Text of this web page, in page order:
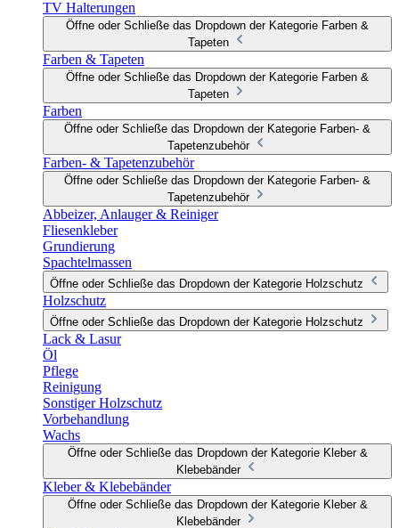
TV Halterungen
Öffne oder Schließe das Dropdown der Kategorie Farben &
Tapeten
Farben & Tapeten
Öffne oder Schließe das Dropdown der Kategorie Farben &
Tapeten
Farben
Öffne oder Schließe das Dropdown der Kategorie Farben- &
Tapetenzubehör
Farben- & Tapetenzubehör
Öffne oder Schließe das Dropdown der Kategorie Farben- &
Tapetenzubehör
Abbeizer, Anlauger & Reiniger
Fliesenkleber
Grundierung
Spachtelmassen
Öffne oder Schließe das Dropdown der Kategorie Holzschutz
Holzschutz
Öffne oder Schließe das Dropdown der Kategorie Holzschutz
Lack & Lasur
Öl
Pflege
Reinigung
Sonstiger Holzschutz
Vorbehandlung
Wachs
Öffne oder Schließe das Dropdown der Kategorie Kleber &
Klebebänder
Kleber & Klebebänder
Öffne oder Schließe das Dropdown der Kategorie Kleber &
Klebebänder